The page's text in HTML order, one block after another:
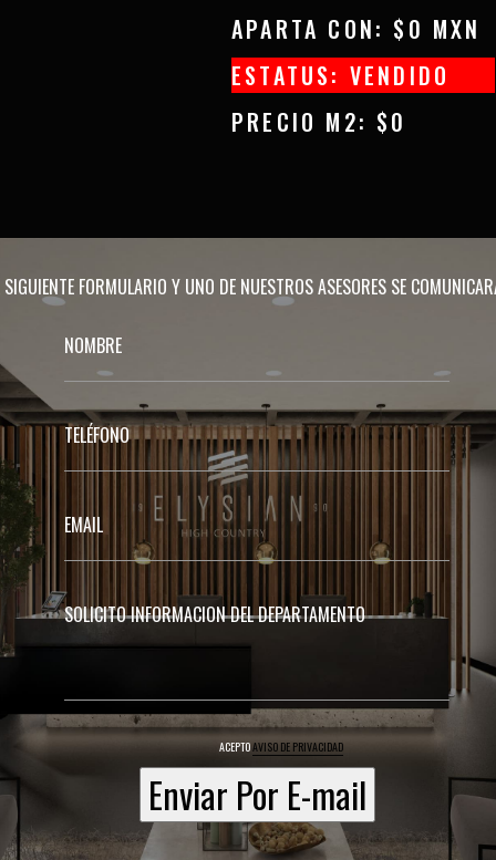
APARTA CON: $0 MXN
ESTATUS: VENDIDO
PRECIO M2: $0
SIGUIENTE FORMULARIO Y UNO DE NUESTROS ASESORES SE
ACEPTOAVISO DE PRIVACIDAD